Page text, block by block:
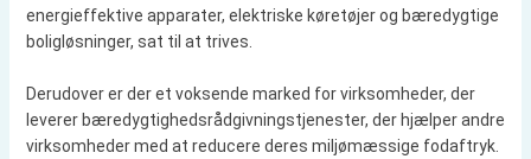
energieffektive apparater, elektriske køretøjer og bæredygtige
boligløsninger, sat til at trives.
Derudover er der et voksende marked for virksomheder, der
leverer bæredygtighedsrådgivningstjenester, der hjælper andre
virksomheder med at reducere deres miljømæssige fodaftryk.